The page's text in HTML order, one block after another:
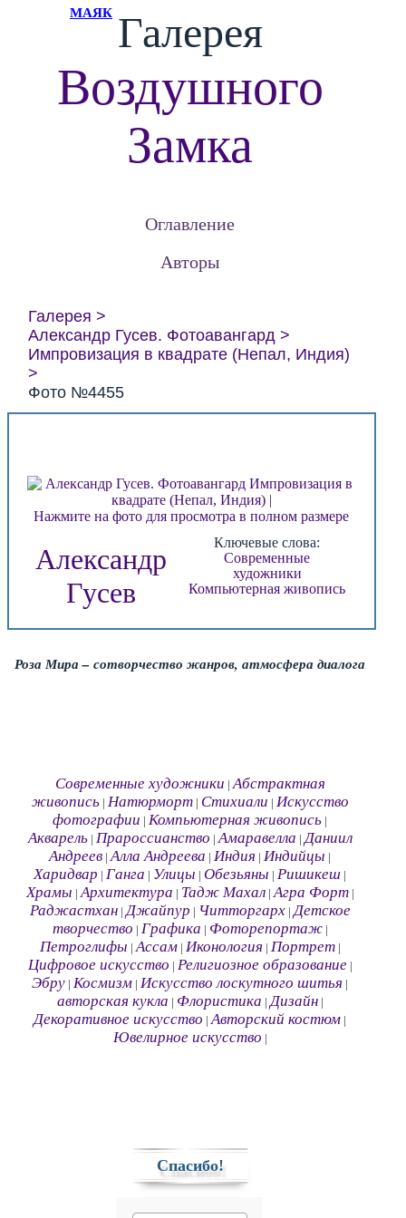
МАЯК Галерея
Воздушного
Замка
Оглавление
Авторы
Галерея
Александр Гусев. Фотоавангард
Импровизация в квадрате (Непал, Индия)
Фото №4455
Нажмите на фото для просмотра в полном размере
Александр
Гусев
Ключевые слова:
Современные
художники
Компьютерная живопись
Роза Мира – сотворчество жанров, атмосфера диалога
Современные художники |Абстрактная
живопись| Натюрморт| Стихиали Искусство
фотографии |Компьютерная живопись
Акварель| Прароссианство |Амаравелла |Даниил
Андреев |Алла Андреева |Индия |Индийцы
Харидвар |Ганга Улицы |Обезьяны |Ришикеш
Храмы |Архитектура Тадж Махал|Агра Форт|
Раджастхан|Джайпур Читторгарх|Детское
творчество Графика Фоторепортаж|
Петроглифы |Ассам| Иконология Портрет|
Цифровое искусство Религиозное образование|
Эбру |Космизм |Искусство лоскутного шитья
авторская кукла Флористика |Дизайн|
Декоративное искусство |Авторский костюм
Ювелирное искусство
Спасибо!